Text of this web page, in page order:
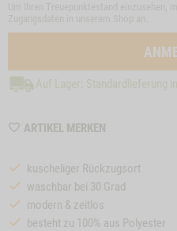
Auf Lager: Standardlieferung
ARTIKEL MERKEN
kuscheliger Rückzugsort
waschbar bei 30 Grad
modern & zeitlos
besteht zu 100% aus Polyester